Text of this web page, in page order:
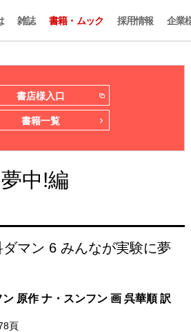
雑誌 書籍・ムック 採用情報 企業
書店様入口
書籍一覧
中!編
マン 6 みんなが実験に夢
原作 ナ・スンフン 画 呉華順 訳
頁